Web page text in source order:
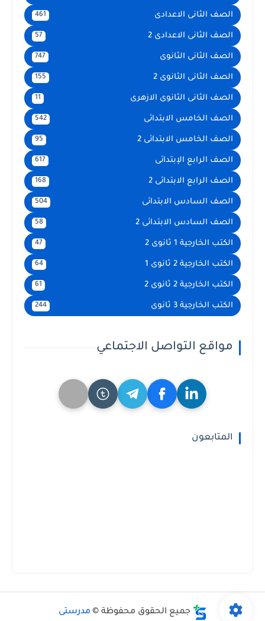
الصف الثانى الاعدادى 461
الصف الثانى الاعدادى 2 57
الصف الثانى الثانوى 747
الصف الثانى الثانوى 2 155
الصف الثانى الثانوى الازهرى 11
الصف الخامس الابتدائى 542
الصف الخامس الابتدائى 2 95
الصف الرابع الإبتدائى 617
الصف الرابع الابتدائى 2 168
الصف السادس الابتدائى 504
الصف السادس الابتدائى 2 58
الكتب الخارجية 1 ثانوى 2 47
الكتب الخارجية 2 ثانوى 1 64
الكتب الخارجية 2 ثانوى 2 61
الكتب الخارجية 3 ثانوى 244
مواقع التواصل الاجتماعي
المتابعون
جميع الحقوق محفوظة © مدرستى